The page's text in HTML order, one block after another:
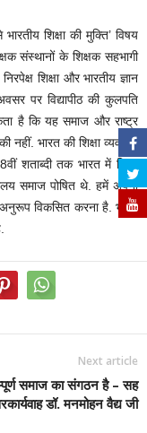
शिक्षा की मुक्ति’ विषय
संस्थानों के शिक्षक सहभागी
शिक्षा और भारतीय ज्ञान
पर विद्यापीठ की कुलपति
है कि यह समाज और राष्ट्र
भारत की शिक्षा व्यवस्था
शताब्दी तक भारत में शिक्षा
समाज पोषित थे. हमें अपनी
अनुरूप विकसित करना है. भारत
Next article
समाज का संगठन है – सह
डॉ. मनमोहन वैद्य जी